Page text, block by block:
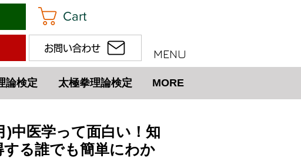
Cart
お問い合わせ MENU
論検定 太極拳理論検定 MORE
)中医学って面白い！知
する誰でも簡単にわか